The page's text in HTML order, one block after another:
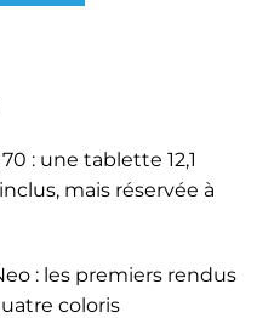
: une tablette 12,1
mais réservée à
: les premiers rendus
coloris